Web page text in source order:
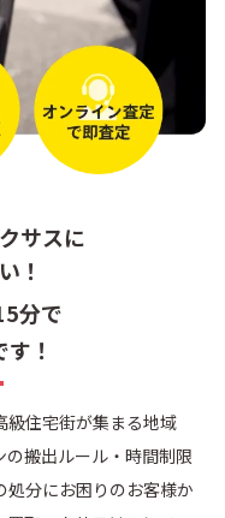
南青山
サスに
！
分で
！
級住宅街が集まる地域
搬出ルール・時間制限
分にお困りのお客様か